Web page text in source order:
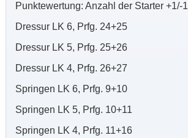
Punktewertung: Anzahl der Starter +1/-1
Dressur LK 6, Prfg. 24+25
Dressur LK 5, Prfg. 25+26
Dressur LK 4, Prfg. 26+27
Springen LK 6, Prfg. 9+10
Springen LK 5, Prfg. 10+11
Springen LK 4, Prfg. 11+16